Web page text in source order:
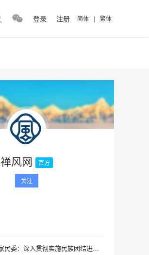
登录 注册 简体 | 繁体
禅风网 官方
关注
中央统战部、国家民委：深入贯彻实施民族团结进步促进法 进一步增强中华民族凝聚力向心力